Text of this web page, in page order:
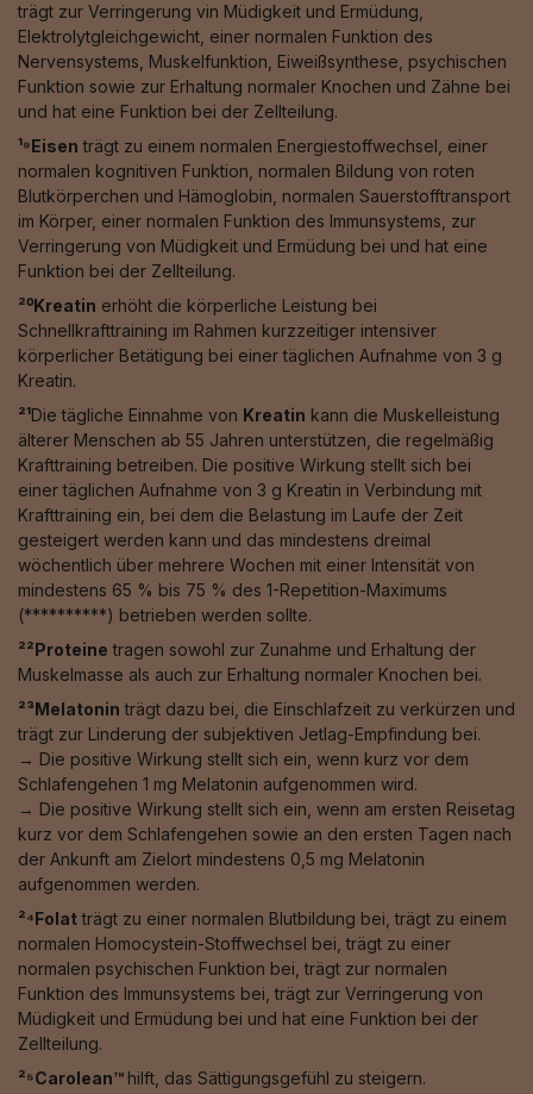
trägt zur Verringerung vin Müdigkeit und Ermüdung,
Elektrolytgleichgewicht, einer normalen Funktion des
Nervensystems, Muskelfunktion, Eiweißsynthese, psychischen
Funktion sowie zur Erhaltung normaler Knochen und Zähne bei
und hat eine Funktion bei der Zellteilung.
¹⁹Eisen trägt zu einem normalen Energiestoffwechsel, einer
normalen kognitiven Funktion, normalen Bildung von roten
Blutkörperchen und Hämoglobin, normalen Sauerstofftransport
im Körper, einer normalen Funktion des Immunsystems, zur
Verringerung von Müdigkeit und Ermüdung bei und hat eine
Funktion bei der Zellteilung.
²⁰Kreatin erhöht die körperliche Leistung bei
Schnellkrafttraining im Rahmen kurzzeitiger intensiver
körperlicher Betätigung bei einer täglichen Aufnahme von 3 g
Kreatin.
²¹Die tägliche Einnahme von Kreatin kann die Muskelleistung
älterer Menschen ab 55 Jahren unterstützen, die regelmäßig
Krafttraining betreiben. Die positive Wirkung stellt sich bei
einer täglichen Aufnahme von 3 g Kreatin in Verbindung mit
Krafttraining ein, bei dem die Belastung im Laufe der Zeit
gesteigert werden kann und das mindestens dreimal
wöchentlich über mehrere Wochen mit einer Intensität von
mindestens 65 % bis 75 % des 1-Repetition-Maximums
(**********) betrieben werden sollte.
²²Proteine tragen sowohl zur Zunahme und Erhaltung der
Muskelmasse als auch zur Erhaltung normaler Knochen bei.
²³Melatonin trägt dazu bei, die Einschlafzeit zu verkürzen und
trägt zur Linderung der subjektiven Jetlag-Empfindung bei.
→ Die positive Wirkung stellt sich ein, wenn kurz vor dem
Schlafengehen 1 mg Melatonin aufgenommen wird.
→ Die positive Wirkung stellt sich ein, wenn am ersten Reisetag
kurz vor dem Schlafengehen sowie an den ersten Tagen nach
der Ankunft am Zielort mindestens 0,5 mg Melatonin
aufgenommen werden.
²⁴Folatträgt zu einer normalen Blutbildung bei, trägt zu einem
normalen Homocystein-Stoffwechsel bei, trägt zu einer
normalen psychischen Funktion bei, trägt zur normalen
Funktion des Immunsystems bei, trägt zur Verringerung von
Müdigkeit und Ermüdung bei und hat eine Funktion bei der
Zellteilung.
²⁵Carolean™️ hilft, das Sättigungsgefühl zu steigern.